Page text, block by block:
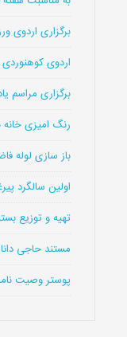
برگزاری اردوی
اردوی
برگزاری مراسم
رنگ امیزی
باز سازی لوله
اولین سالگرد
تهیه و توزیع
مستند حاجی دانا
پوستر وصیت